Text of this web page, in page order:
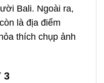
Bali. Ngoài ra,
là địa điểm
thích chụp ảnh
3